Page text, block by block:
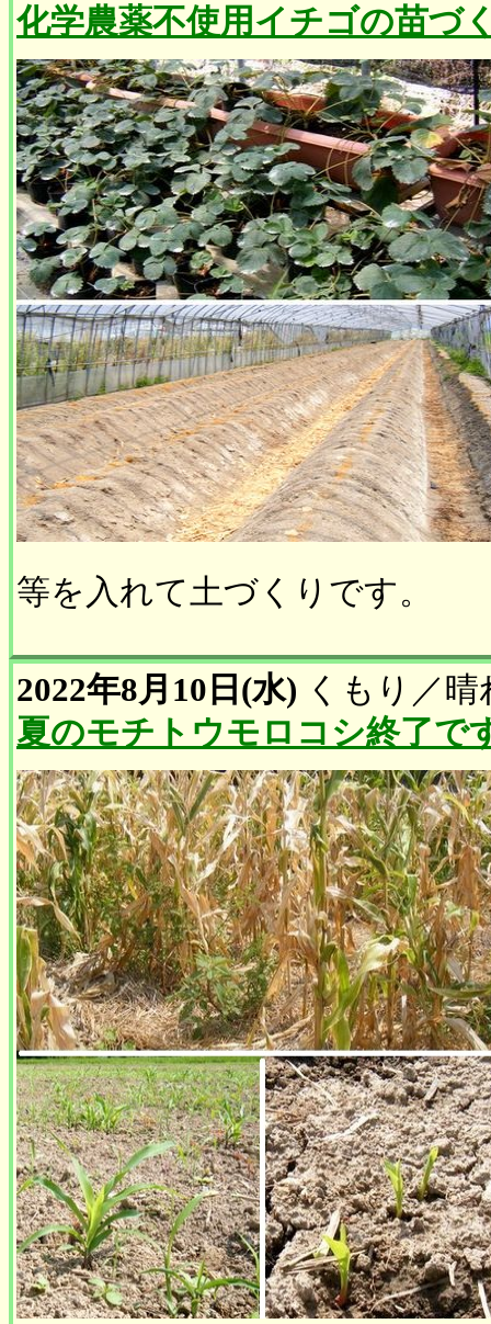
化学農薬不使用イチゴの苗づ
等を入れて土づくりです。
2022年8月10日(水) くもり ／晴
夏のモチトウモロコシ終了で